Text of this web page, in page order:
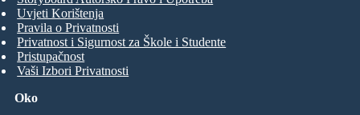
Oko
Uvjeti Korištenja
Pravila o Privatnosti
Privatnost i Sigurnost za Škole i Studente
Pristupačnost
Vaši Izbori Privatnosti